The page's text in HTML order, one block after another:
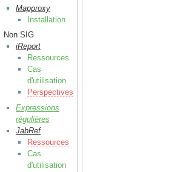
Mapproxy
Installation
Non SIG
iReport
Ressources
Cas
d'utilisation
Perspectives
Expressions
régulières
JabRef
Ressources
Cas
d'utilisation